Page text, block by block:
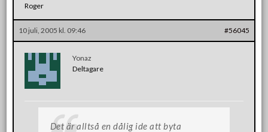
Roger
10 juli, 2005 kl. 09:46 #56045
Yonaz
Deltagare
Det är alltså en dålig ide att byta